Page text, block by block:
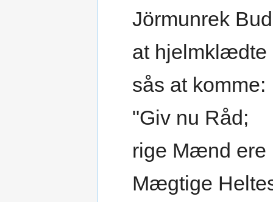
Jörmunrek
at
sås at komme:
"Giv nu Råd;
rige Mænd ere
Mægtige